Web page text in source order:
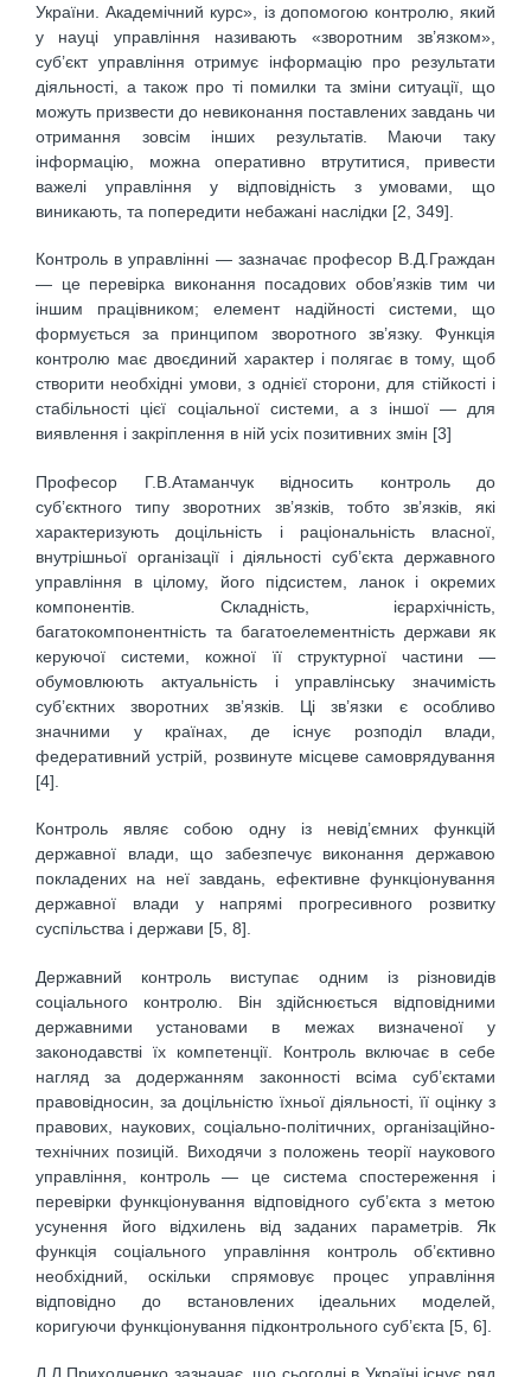
України. Академічний курс», із допомогою контролю, який
у науці управління називають «зворотним зв’язком»,
суб’єкт управління отримує інформацію про результати
діяльності, а також про ті помилки та зміни ситуації, що
можуть призвести до невиконання поставлених завдань чи
отримання зовсім інших результатів. Маючи таку
інформацію, можна оперативно втрутитися, привести
важелі управління у відповідність з умовами, що
виникають, та попередити небажані наслідки [2, 349].
Контроль в управлінні — зазначає професор В.Д.Граждан
— це перевірка виконання посадових обов’язків тим чи
іншим працівником; елемент надійності системи, що
формується за принципом зворотного зв’язку. Функція
контролю має двоєдиний характер і полягає в тому, щоб
створити необхідні умови, з однієї сторони, для стійкості і
стабільності цієї соціальної системи, а з іншої — для
виявлення і закріплення в ній усіх позитивних змін [3]
Професор Г.В.Атаманчук відносить контроль до
суб’єктного типу зворотних зв’язків, тобто зв’язків, які
характеризують доцільність і раціональність власної,
внутрішньої організації і діяльності суб’єкта державного
управління в цілому, його підсистем, ланок і окремих
компонентів. Складність, ієрархічність,
багатокомпонентність та багатоелементність держави як
керуючої системи, кожної її структурної частини —
обумовлюють актуальність і управлінську значимість
суб’єктних зворотних зв’язків. Ці зв’язки є особливо
значними у країнах, де існує розподіл влади,
федеративний устрій, розвинуте місцеве самоврядування
[4].
Контроль являє собою одну із невід’ємних функцій
державної влади, що забезпечує виконання державою
покладених на неї завдань, ефективне функціонування
державної влади у напрямі прогресивного розвитку
суспільства і держави [5, 8].
Державний контроль виступає одним із різновидів
соціального контролю. Він здійснюється відповідними
державними установами в межах визначеної у
законодавстві їх компетенції. Контроль включає в себе
нагляд за додержанням законності всіма суб’єктами
правовідносин, за доцільністю їхньої діяльності, її оцінку з
правових, наукових, соціально-політичних, організаційно-
технічних позицій. Виходячи з положень теорії наукового
управління, контроль — це система спостереження і
перевірки функціонування відповідного суб’єкта з метою
усунення його відхилень від заданих параметрів. Як
функція соціального управління контроль об’єктивно
необхідний, оскільки спрямовує процес управління
відповідно до встановлених ідеальних моделей,
коригуючи функціонування підконтрольного суб’єкта [5, 6].